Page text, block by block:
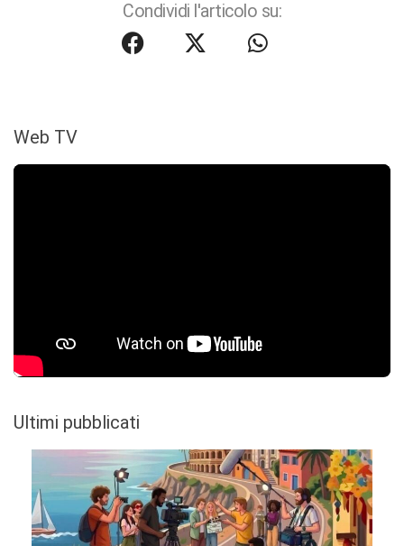
Condividi l'articolo su:
Web TV
Ultimi pubblicati